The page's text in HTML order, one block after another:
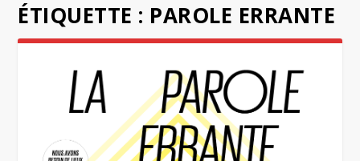
ÉTIQUETTE : PAROLE ERRANTE